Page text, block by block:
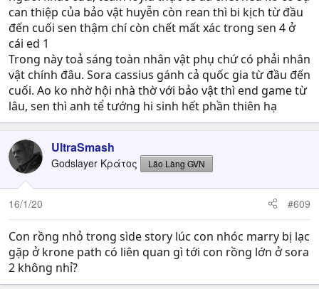
can thiệp của bảo vật huyễn còn rean thì bi kịch từ đầu
đến cuối sen thậm chí còn chết mất xác trong sen 4 ở
cái ed 1
Trong này toả sáng toàn nhân vật phụ chứ có phải nhân
vật chính đâu. Sora cassius gánh cả quốc gia từ đầu đến
cuối. Ao ko nhờ hội nhà thờ với bảo vật thì end game từ
lâu, sen thì anh tể tướng hi sinh hết phần thiên hạ
UltraSmash
Godslayer Κράτος Lão Làng GVN
16/1/20 #609
Con rồng nhỏ trong sìde story lúc con nhóc marry bị lạc
gặp ở krone path có liên quan gì tới con rồng lớn ở sora
2 không nhỉ?